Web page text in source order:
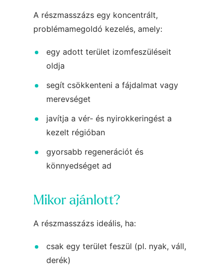
A részmasszázs egy koncentrált,
problémamegoldó kezelés, amely:
egy adott terület izomfeszüléseit
oldja
segít csökkenteni a fájdalmat vagy
merevséget
javítja a vér- és nyirokkeringést a
kezelt régióban
gyorsabb regenerációt és
könnyedséget ad
Mikor ajánlott?
A részmasszázs ideális, ha:
csak egy terület feszül (pl. nyak, váll,
derék)